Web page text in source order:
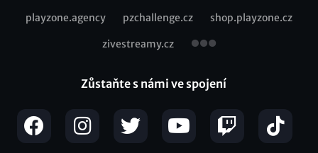
Recommended
playzone.agency pzchallenge.cz shop.playzone.cz
zivestreamy.cz
Zůstaňte s námi ve spojení